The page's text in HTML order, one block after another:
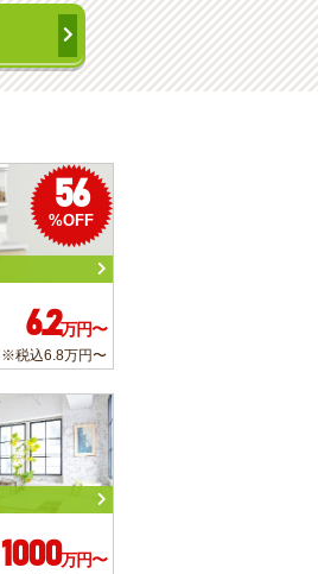
56
%OFF
6.2万円〜
※税込6.8万円〜
1000万円〜